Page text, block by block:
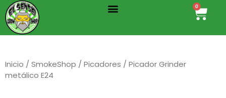
al
contenido
Menu 0
Cart
Inicio / SmokeShop / Picadores / Picador Grinder
metálico E24